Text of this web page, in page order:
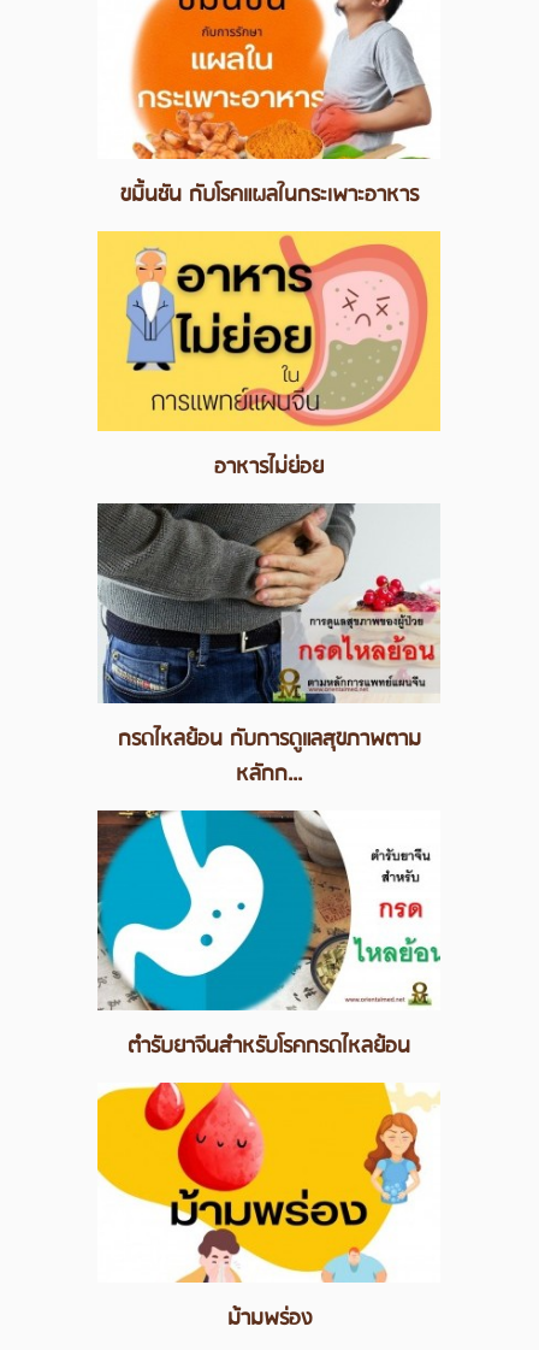
ขมิ้นชัน กับโรคแผลในกระเพาะอาหาร
อาหารไม่ย่อย
กรดไหลย้อน กับการดูแลสุขภาพตาม
หลักก...
ตำรับยาจีนสำหรับโรคกรดไหลย้อน
ม้ามพร่อง